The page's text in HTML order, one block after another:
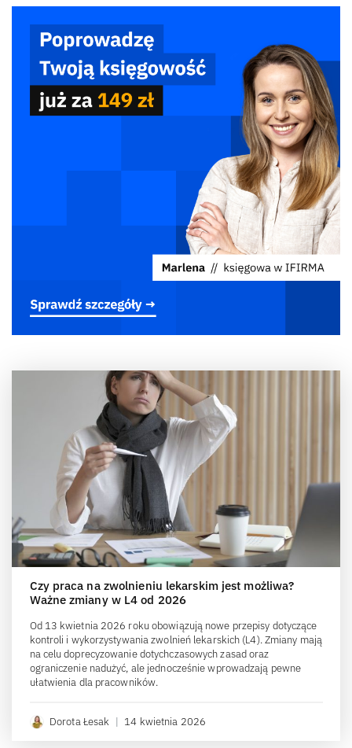
Czy praca na zwolnieniu lekarskim jest możliwa?
Ważne zmiany w L4 od 2026
Od 13 kwietnia 2026 roku obowiązują nowe przepisy dotyczące
kontroli i wykorzystywania zwolnień lekarskich (L4). Zmiany mają
na celu doprecyzowanie dotychczasowych zasad oraz
ograniczenie nadużyć, ale jednocześnie wprowadzają pewne
ułatwienia dla pracowników.
Dorota Łesak | 14 kwietnia 2026